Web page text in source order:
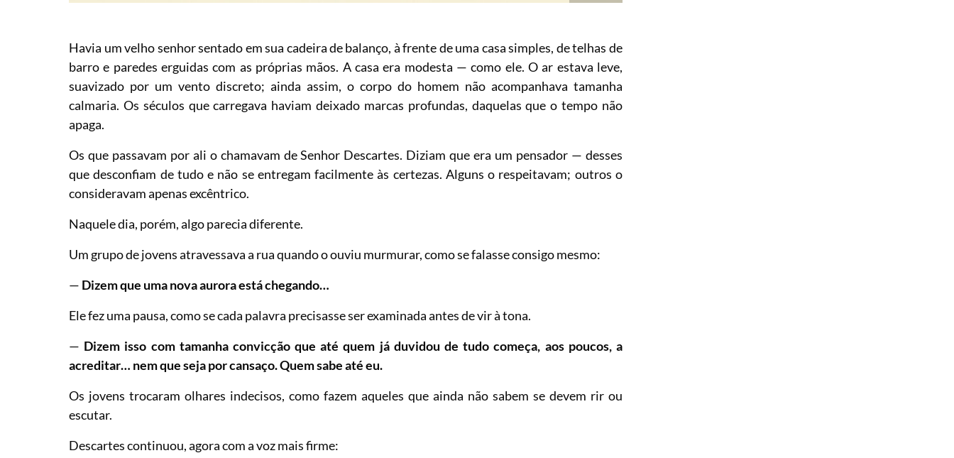
Havia um velho senhor sentado em sua cadeira de balanço, à frente de uma casa simples, de telhas de
barro e paredes erguidas com as próprias mãos. A casa era modesta — como ele. O ar estava leve,
suavizado por um vento discreto; ainda assim, o corpo do homem não acompanhava tamanha
calmaria. Os séculos que carregava haviam deixado marcas profundas, daquelas que o tempo não
apaga.
Os que passavam por ali o chamavam de Senhor Descartes. Diziam que era um pensador — desses
que desconfiam de tudo e não se entregam facilmente às certezas. Alguns o respeitavam; outros o
consideravam apenas excêntrico.
Naquele dia, porém, algo parecia diferente.
Um grupo de jovens atravessava a rua quando o ouviu murmurar, como se falasse consigo mesmo:
— Dizem que uma nova aurora está chegando…
Ele fez uma pausa, como se cada palavra precisasse ser examinada antes de vir à tona.
— Dizem isso com tamanha convicção que até quem já duvidou de tudo começa, aos poucos, a
acreditar… nem que seja por cansaço. Quem sabe até eu.
Os jovens trocaram olhares indecisos, como fazem aqueles que ainda não sabem se devem rir ou
escutar.
Descartes continuou, agora com a voz mais firme: